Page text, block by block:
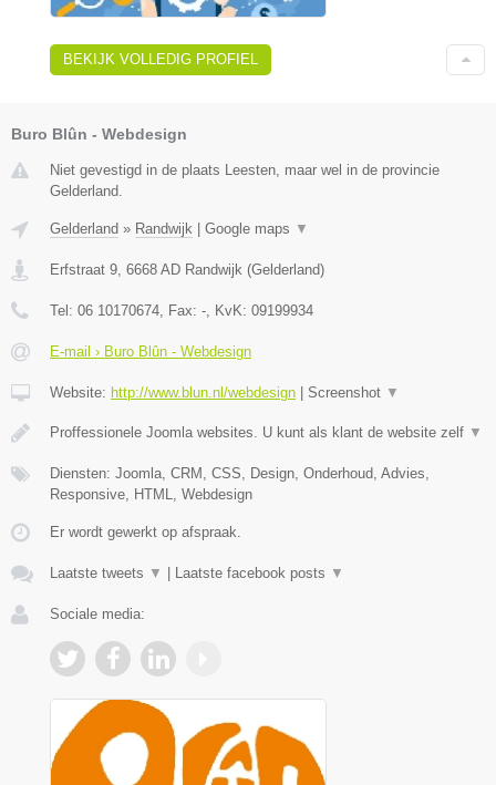
BEKIJK VOLLEDIG PROFIEL
Buro Blûn - Webdesign
Niet gevestigd in de plaats Leesten, maar wel in de provincie
Gelderland.
Gelderland » Randwijk | Google maps ▼
Erfstraat 9 6668 AD Randwijk (Gelderland)
Tel: 06 10170674 , Fax: - , KvK: 09199934
E-mail › Buro Blûn - Webdesign
Website: http://www.blun.nl/webdesign | Screenshot ▼
Proffessionele Joomla websites. U kunt als klant de website zelf ▼
Diensten: Joomla, CRM, CSS, Design, Onderhoud, Advies,
Responsive, HTML, Webdesign
Er wordt gewerkt op afspraak.
Laatste tweets ▼ | Laatste facebook posts ▼
Sociale media: